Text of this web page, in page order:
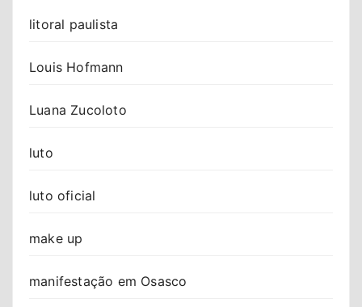
litoral paulista
Louis Hofmann
Luana Zucoloto
luto
luto oficial
make up
manifestação em Osasco